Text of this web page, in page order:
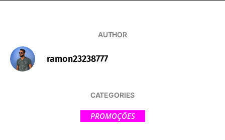
AUTHOR
ramon23238777
CATEGORIES
PROMOÇÕES